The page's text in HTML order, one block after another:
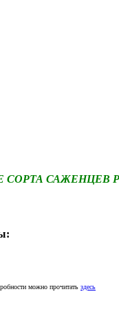
САЖЕНЦЕВ
можно прочитать здесь